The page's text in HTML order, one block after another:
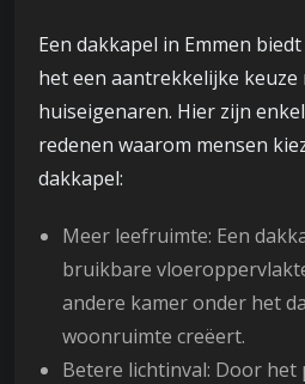
Een dakkapel in Emmen
het een aantrekkelijke keuze
huiseigenaren. Hier zijn
redenen waarom mensen
dakkapel:
Meer leefruimte: Een
bruikbare
andere kamer onder het
woonruimte creëert.
Betere lichtinval: Door het